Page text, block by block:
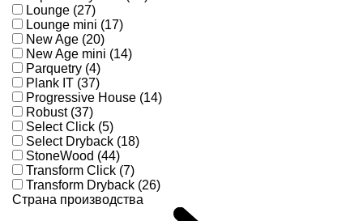
Lounge (27)
Lounge mini (17)
New Age (20)
New Age mini (14)
Parquetry (4)
Plank IT (37)
Progressive House (14)
Robust (37)
Select Click (5)
Select Dryback (18)
StoneWood (44)
Transform Click (7)
Transform Dryback (26)
Страна производства